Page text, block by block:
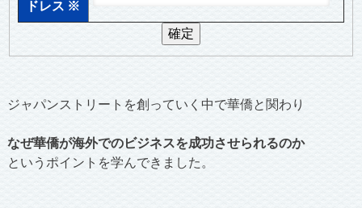
ドレス ※
ジャパンストリートを創っていく中で華僑と関わり
なぜ華僑が海外でのビジネスを成功させられるのか
というポイントを学んできました。